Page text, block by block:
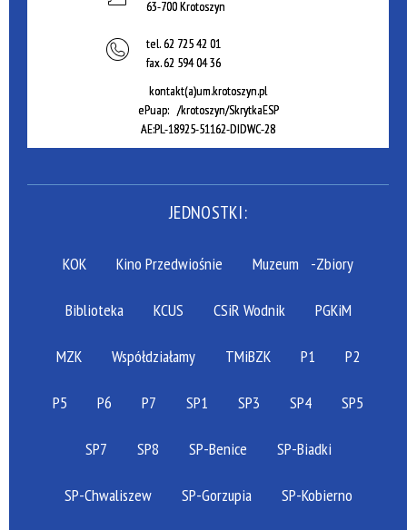
63-700 Krotoszyn
tel.62 725 42 01
fax.62 594 04 36
kontakt(a)um.krotoszyn.pl
ePuap: /krotoszyn/SkrytkaESP
AE:PL-18925-51162-DIDWC-28
JEDNOSTKI:
KOK Kino Przedwiośnie Muzeum -Zbiory
Biblioteka KCUS CSiR Wodnik PGKiM
MZK Współdziałamy TMiBZK P1 P2
P5 P6 P7 SP1 SP3 SP4 SP5
SP7 SP8 SP-Benice SP-Biadki
SP-Chwaliszew SP-Gorzupia SP-Kobierno